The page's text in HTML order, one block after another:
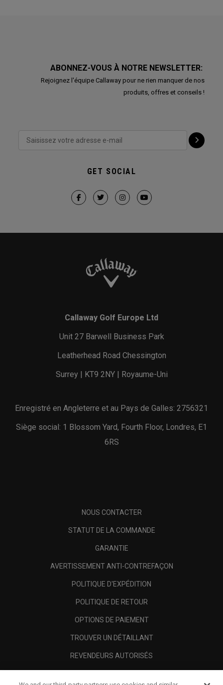
ABONNEZ-VOUS À NOTRE NEWSLETTER:
Rejoignez l'équipe Callaway pour ne rien manquer de nos
produits, offres et conseils !
GET SOCIAL
Callaway Golf Europe Ltd
Unit 27 Barwell Business Park
Leatherhead Road Chessington
Surrey | KT9 2NY | Royaume-Uni
Enregistré en Angleterre et au Pays de Galles: 2756321
Siège social: 1 Blossom Yard, Fourth Floor, Londres, E1
6RS
NOUS CONTACTER
STATUT DE LA COMMANDE
GARANTIE
AVERTISSEMENT ANTI-CONTREFAÇON
POLITIQUE D'EXPÉDITION
POLITIQUE DE RETOUR
OPTIONS DE PAIEMENT
TROUVER UN DÉTAILLANT
REVENDEURS AUTORISÉS